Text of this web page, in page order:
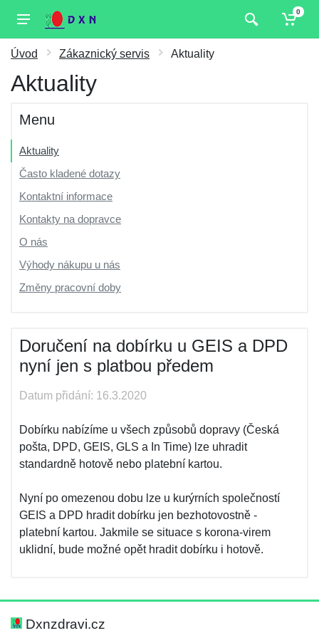
0
Úvod Zákaznický servis Aktuality
Aktuality
Menu
Aktuality
Často kladené dotazy
Kontaktní informace
Kontakty na dopravce
O nás
Výhody nákupu u nás
Změny pracovní doby
Doručení na dobírku u GEIS a DPD
nyní jen s platbou předem
Datum přidání: 16.3.2020
Dobírku nabízíme u všech způsobů dopravy (Česká
pošta, DPD, GEIS, GLS a In Time) lze uhradit
standardně hotově nebo platební kartou.
Nyní po omezenou dobu lze u kurýrních společností
GEIS a DPD hradit dobírku jen bezhotovostně -
platební kartou. Jakmile se situace s korona-virem
uklidní, bude možné opět hradit dobírku i hotově.
Dxnzdravi.cz